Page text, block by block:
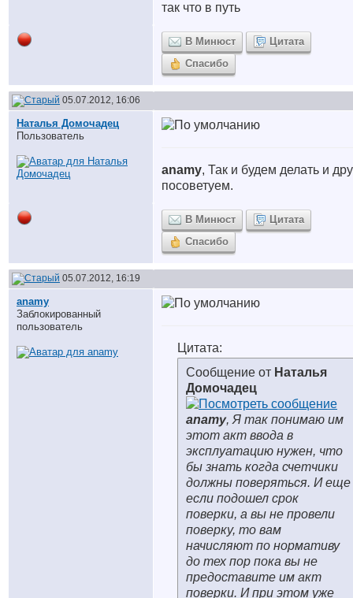
так что в путь
В Минюст
Цитата
Спасибо
05.07.2012, 16:06
Наталья Домочадец
Пользователь
anamy, Так и будем делать и
посоветуем.
В Минюст
Цитата
Спасибо
05.07.2012, 16:19
anamy
Заблокированный
пользователь
Цитата:
Сообщение от Наталья
Домочадец
anamy, Я так понимаю им
этот акт ввода в
эксплуатацию нужен, что
бы знать когда счетчики
должны поверяться. И еще
если подошел срок
поверки, а вы не провели
поверку, то вам
начисляют по нормативу
до тех пор пока вы не
предоставите им акт
поверки. И при этом уже